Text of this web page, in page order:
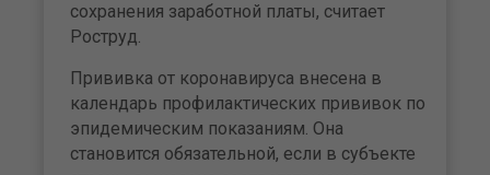
сохранения заработной платы, считает
Роструд.
Прививка от коронавируса внесена в
календарь профилактических прививок по
эпидемическим показаниям. Она
становится обязательной, если в субъекте